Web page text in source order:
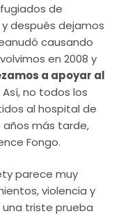
de
después dejamos
causando
en 2008 y
a apoyar al
no todos los
al hospital de
años más tarde,
Fongo.
parece muy
violencia y
una triste prueba